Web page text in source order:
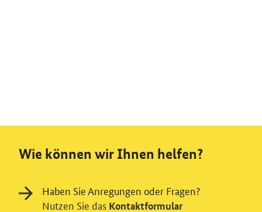
Wie können wir Ihnen helfen?
Haben Sie Anregungen oder Fragen?
Nutzen Sie das Kontaktformular